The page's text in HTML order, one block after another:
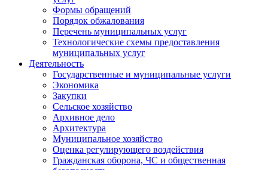
Формы обращений
Порядок обжалования
Перечень муниципальных услуг
Технологические схемы предоставления
муниципальных услуг
Деятельность
Государственные и муниципальные услуги
Экономика
Закупки
Сельское хозяйство
Архивное дело
Архитектура
Муниципальное хозяйство
Оценка регулирующего воздействия
Гражданская оборона, ЧС и общественная